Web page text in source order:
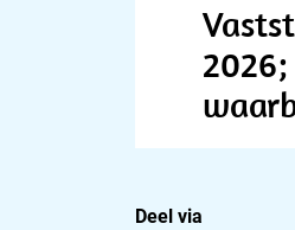
Deel via